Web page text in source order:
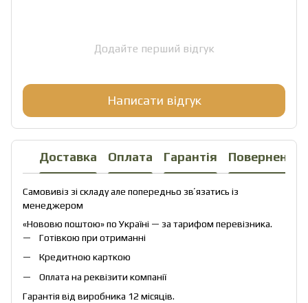
Додайте перший відгук
Написати відгук
Доставка Оплата Гарантія Повернення
Самовивіз зі складу але попередньо звʼязатись із
менеджером
«Нововю поштою» по Україні — за тарифом перевізника.
Готівкою при отриманні
Кредитною карткою
Оплата на реквізити компанії
Гарантія від виробника 12 місяців.